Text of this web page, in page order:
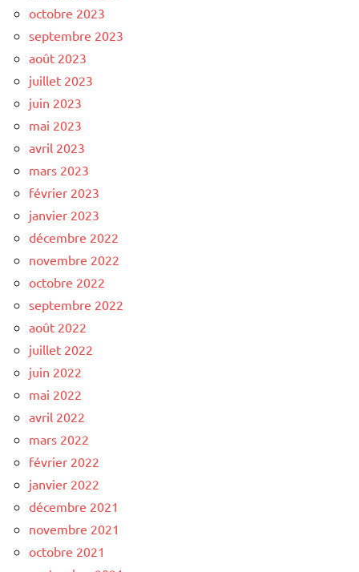
octobre 2023
septembre 2023
août 2023
juillet 2023
juin 2023
mai 2023
avril 2023
mars 2023
février 2023
janvier 2023
décembre 2022
novembre 2022
octobre 2022
septembre 2022
août 2022
juillet 2022
juin 2022
mai 2022
avril 2022
mars 2022
février 2022
janvier 2022
décembre 2021
novembre 2021
octobre 2021